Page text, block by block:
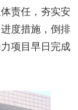
责任，夯实安
度措施，倒排
项目早日完成